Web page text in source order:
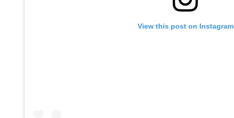
View this post on Instagram